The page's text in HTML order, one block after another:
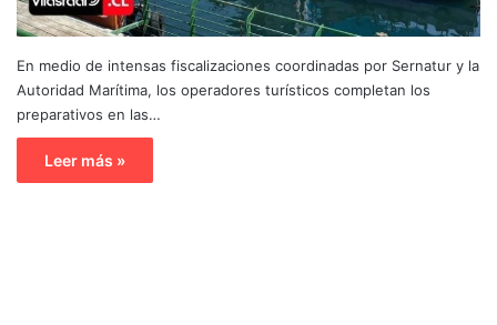
En medio de intensas fiscalizaciones coordinadas por Sernatur y la
Autoridad Marítima, los operadores turísticos completan los
preparativos en las…
Leer más »